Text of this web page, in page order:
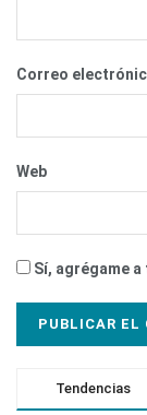
Correo
Web
Sí, agrégame
Tendencias